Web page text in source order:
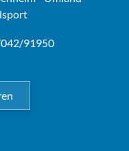
91950